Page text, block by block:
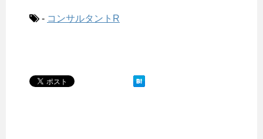
- コンサルタントR